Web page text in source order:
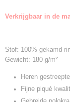
8029
Verkrijgbaar in de
Stof: 100% gekamd
Gewicht: 180 g/m²
Heren
Fijne piqué